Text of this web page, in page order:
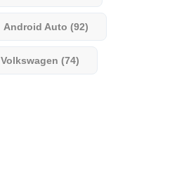
Android Auto (92)
Volkswagen (74)